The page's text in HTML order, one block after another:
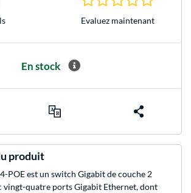
Evaluez maintenant
En stock
produit
POE est un switch Gigabit de couche 2
vingt-quatre ports Gigabit Ethernet, dont